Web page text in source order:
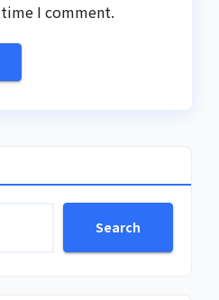
I comment.
Search